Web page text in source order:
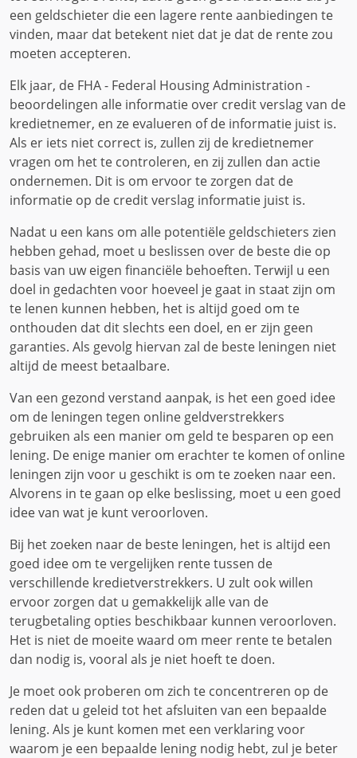
een geldschieter die een lagere rente aanbiedingen te
vinden, maar dat betekent niet dat je dat de rente zou
moeten accepteren.
Elk jaar, de FHA - Federal Housing Administration -
beoordelingen alle informatie over credit verslag van de
kredietnemer, en ze evalueren of de informatie juist is.
Als er iets niet correct is, zullen zij de kredietnemer
vragen om het te controleren, en zij zullen dan actie
ondernemen. Dit is om ervoor te zorgen dat de
informatie op de credit verslag informatie juist is.
Nadat u een kans om alle potentiële geldschieters zien
hebben gehad, moet u beslissen over de beste die op
basis van uw eigen financiële behoeften. Terwijl u een
doel in gedachten voor hoeveel je gaat in staat zijn om
te lenen kunnen hebben, het is altijd goed om te
onthouden dat dit slechts een doel, en er zijn geen
garanties. Als gevolg hiervan zal de beste leningen niet
altijd de meest betaalbare.
Van een gezond verstand aanpak, is het een goed idee
om de leningen tegen online geldverstrekkers
gebruiken als een manier om geld te besparen op een
lening. De enige manier om erachter te komen of online
leningen zijn voor u geschikt is om te zoeken naar een.
Alvorens in te gaan op elke beslissing, moet u een goed
idee van wat je kunt veroorloven.
Bij het zoeken naar de beste leningen, het is altijd een
goed idee om te vergelijken rente tussen de
verschillende kredietverstrekkers. U zult ook willen
ervoor zorgen dat u gemakkelijk alle van de
terugbetaling opties beschikbaar kunnen veroorloven.
Het is niet de moeite waard om meer rente te betalen
dan nodig is, vooral als je niet hoeft te doen.
Je moet ook proberen om zich te concentreren op de
reden dat u geleid tot het afsluiten van een bepaalde
lening. Als je kunt komen met een verklaring voor
waarom je een bepaalde lening nodig hebt, zul je beter